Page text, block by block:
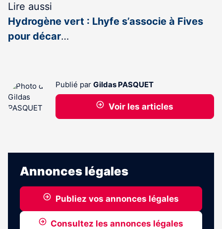
Lire aussi
Hydrogène vert : Lhyfe s’associe à Fives
pour décar…
Publié par Gildas PASQUET
Voir les articles
Annonces légales
Publiez vos annonces légales
Consultez les annonces légales